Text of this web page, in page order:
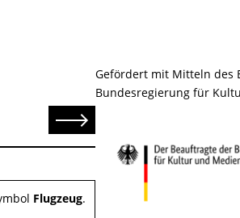
Senden
Flugzeug.
Gefördert mit Mitteln des
Bundesregierung für